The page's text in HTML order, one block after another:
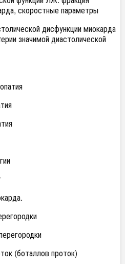
скоростные параметры
дисфункции миокарда
значимой диастолической
(боталлов проток)